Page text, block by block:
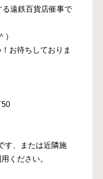
遠鉄百貨店催事で
）
お待ちしておりま
50
す、または近隣施
ください。